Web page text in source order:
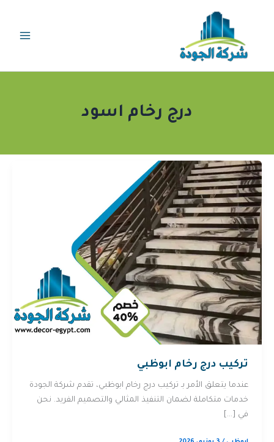
درج رخام اسود
تركيب درج رخام ابوظبي
عندما يتعلق الأمر بـ تركيب درج رخام ابوظبي، تقدم شركة الجودة
خدمات متكاملة لضمان التنفيذ المثالي والتصميم الفريد. نحن
في […]